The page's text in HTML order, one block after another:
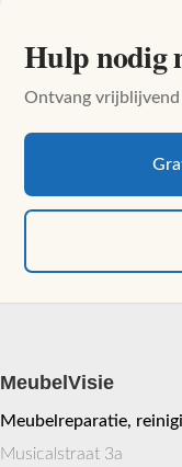
Hulp nodig
Ontvang vrijblijvend
MeubelVisie
Meubelreparatie,
Musicalstraat 3a